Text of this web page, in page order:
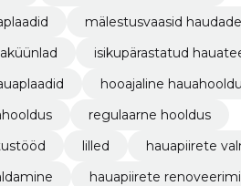
mälestusvaasid
isikupärastatud
hooajaline
regulaarne hooldus
lilled
hauapiirete
hauapiirete